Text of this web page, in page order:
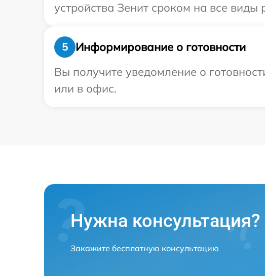
устройства Зенит сроком на все виды
5
Информирование о готовности
Вы получите уведомление о
или в офис.
Нужна консультация?
Закажите бесплатную консультацию